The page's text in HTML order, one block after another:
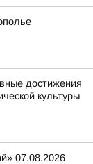
достижения
культуры
07.08.2026